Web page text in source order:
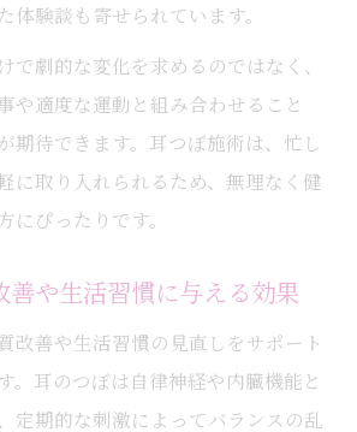
体験談も寄せられています。
で劇的な変化を求めるのではなく、
や適度な運動と組み合わせること
期待できます。耳つぼ施術は、忙し
に取り入れられるため、無理なく健
にぴったりです。
善や生活習慣に与える効果
改善や生活習慣の見直しをサポート
。耳のつぼは自律神経や内臓機能と
定期的な刺激によってバランスの乱